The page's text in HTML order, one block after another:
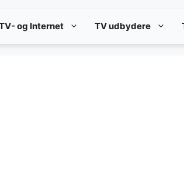
og Internet TV udbydere